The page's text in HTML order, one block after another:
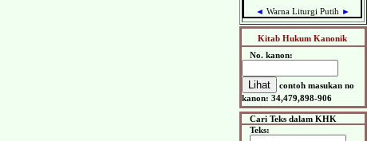
Kitab Hukum Kanonik
No. kanon:
contoh masukan no
kanon: 34,479,898-906
Cari Teks dalam KHK
Teks: